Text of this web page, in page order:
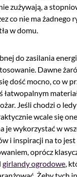
zużywają, a
co nie ma żadnego
w domu.
do zasilania
Dawne
dość mocno, co w
łatwopalnym
Jeśli chodzi o
wcale się
je wykorzystać w
i inspiracji na to
oprócz
girlandy ogrodowe,